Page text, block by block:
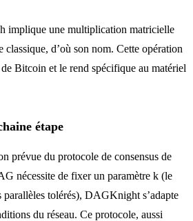
implique une multiplication matricielle
classique, d’où son nom. Cette opération
Bitcoin et le rend spécifique au matériel
étape
prévue du protocole de consensus de
nécessite de fixer un paramètre k (le
tolérés), DAGKnight s’adapte
du réseau. Ce protocole, aussi